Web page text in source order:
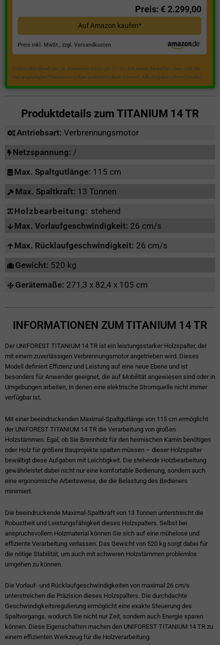
Preis: € 2.299,00
Auf Amazon kaufen*
Preis inkl. MwSt., zzgl. Versandkosten
Zuletzt aktualisiert am 18. Dezember 2023 um 21:50 . Ich weise darauf hin, dass sich die
hier angezeigten Preise inzwischen geändert haben können. Alle Angaben ohne Gewähr.
Produktdetails zum TITANIUM 14 TR
Antriebsart: Verbrennungsmotor
Netzspannung: /
Max. Spaltgutlänge: 115 cm
Max. Spaltkraft: 13 Tonnen
Holzbearbeitung: stehend
Max. Vorlaufgeschwindigkeit: 26 cm/s
Max. Rücklaufgeschwindigkeit: 26 cm/s
Gewicht: 520 kg
Gerätemaße: 271,3 x 82,4 x 105 cm
INFORMATIONEN ZUM TITANIUM 14 TR
Der UNIFOREST TITANIUM 14 TR ist ein leistungsstarker Holzspalter, der
mit einem zuverlässigen Verbrennungsmotor angetrieben wird. Dieses
Modell definiert Effizienz und Leistung auf eine neue Ebene und ist
besonders für Anwender geeignet, die auf Mobilität angewiesen sind oder in
Umgebungen arbeiten, in denen eine elektrische Stromquelle nicht immer
verfügbar ist.
Mit einer beeindruckenden Maximal-Spaltgutlänge von 115 cm ermöglicht
der UNIFOREST TITANIUM 14 TR die Verarbeitung von großen
Holzstämmen. Egal, ob Sie Brennholz für den heimischen Kamin benötigen
oder Holz für größere Bauprojekte spalten müssen – dieser Holzspalter
bewältigt diese Aufgaben mit Leichtigkeit. Die stehende Holzbearbeitung
gewährleistet dabei nicht nur eine komfortable Bedienung, sondern auch
eine ergonomische Arbeitsweise, die die Belastung des Bedieners
minimiert.
Die beeindruckende Maximal-Spaltkraft von 13 Tonnen unterstreicht die
Robustheit und Leistungsfähigkeit dieses Holzspalters. Selbst bei
anspruchsvollem Holzmaterial können Sie sich auf eine mühelose und
effiziente Verarbeitung verlassen. Das Gewicht von 520 kg sorgt dabei für
die nötige Stabilität, um auch mit schweren Holzstämmen problemlos
umgehen zu können.
Die Vorlauf- und Rücklaufgeschwindigkeiten von maximal 26 cm/s
unterstreichen die Präzision dieses Holzspalters. Die durchdachte
Geschwindigkeitsregulierung ermöglicht eine exakte Steuerung des
Spaltvorgangs, wodurch Sie nicht nur Zeit, sondern auch Energie sparen
können. Diese Eigenschaften machen den UNIFOREST TITANIUM 14 TR zu
einem effizienten Werkzeug für die Holzverarbeitung.